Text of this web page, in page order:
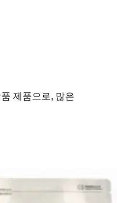
제품으로, 많은